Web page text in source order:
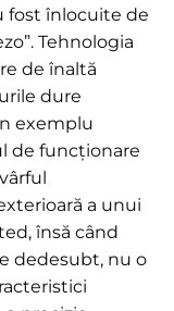
fost înlocuite de
Tehnologia
de înaltă
dure
exemplu
de funcționare
a unui
însă când
dedesubt, nu o